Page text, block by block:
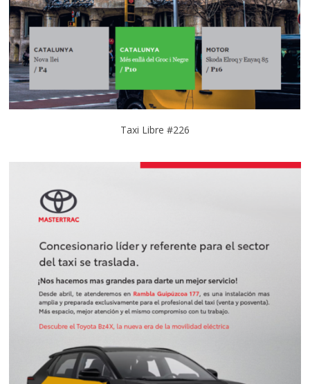
Taxi Libre #226